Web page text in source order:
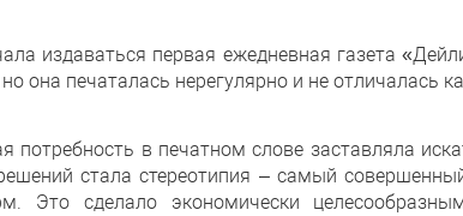
издаваться первая ежедневная газета
она печаталась нерегулярно и не отличалась
потребность в печатном слове заставляла
стала стереотипия – самый
Это сделало экономически